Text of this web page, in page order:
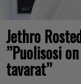
Jethro
”Puolisosi
tavarat”